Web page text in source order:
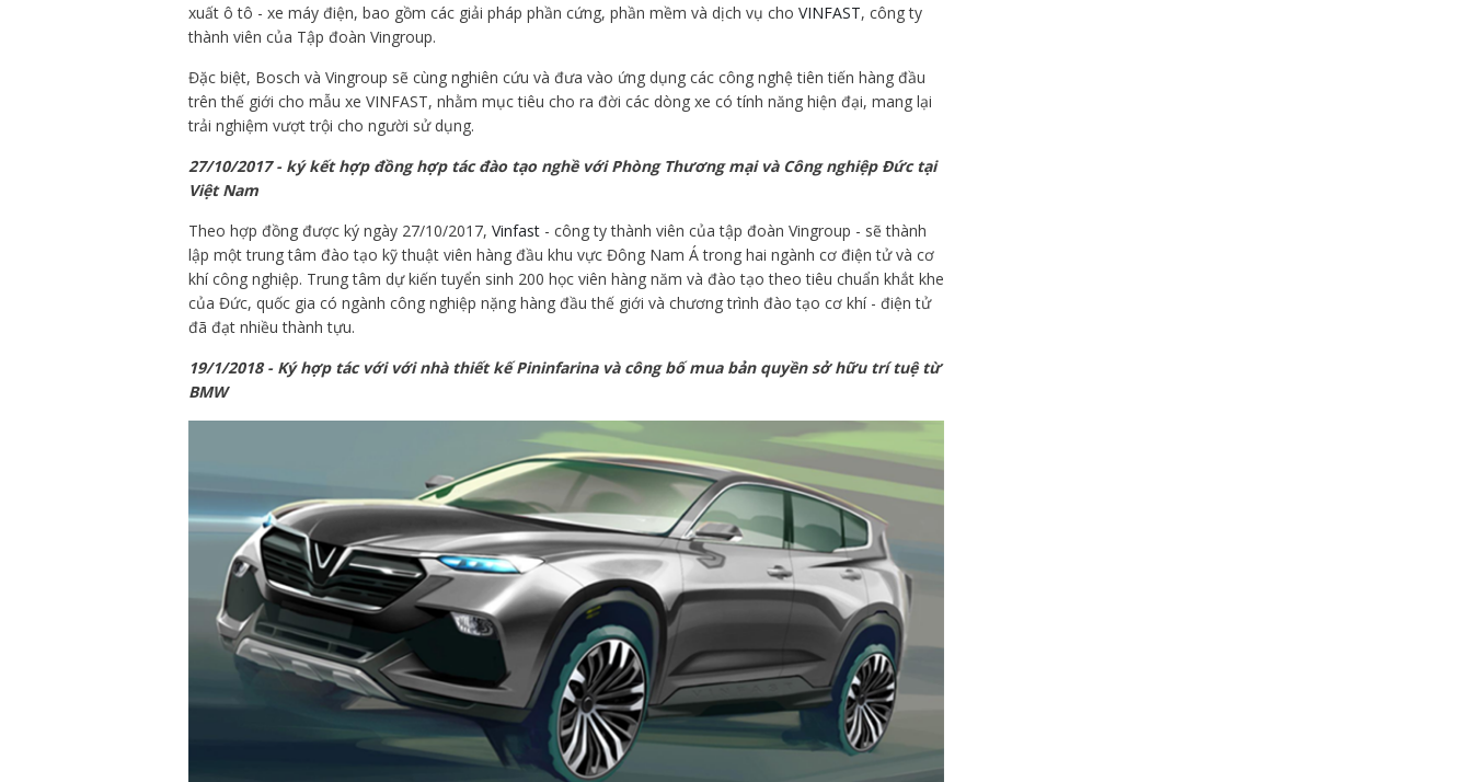
xuất ô tô - xe máy điện, bao gồm các giải pháp phần cứng, phần mềm và dịch vụ cho VINFAST, công ty
thành viên của Tập đoàn Vingroup.
Đặc biệt, Bosch và Vingroup sẽ cùng nghiên cứu và đưa vào ứng dụng các công nghệ tiên tiến hàng đầu
trên thế giới cho mẫu xe VINFAST, nhằm mục tiêu cho ra đời các dòng xe có tính năng hiện đại, mang lại
trải nghiệm vượt trội cho người sử dụng.
27/10/2017 - ký kết hợp đồng hợp tác đào tạo nghề với Phòng Thương mại và Công nghiệp Đức tại
Việt Nam
Theo hợp đồng được ký ngày 27/10/2017, Vinfast - công ty thành viên của tập đoàn Vingroup - sẽ thành
lập một trung tâm đào tạo kỹ thuật viên hàng đầu khu vực Đông Nam Á trong hai ngành cơ điện tử và cơ
khí công nghiệp. Trung tâm dự kiến tuyển sinh 200 học viên hàng năm và đào tạo theo tiêu chuẩn khắt khe
của Đức, quốc gia có ngành công nghiệp nặng hàng đầu thế giới và chương trình đào tạo cơ khí - điện tử
đã đạt nhiều thành tựu.
19/1/2018 - Ký hợp tác với với nhà thiết kế Pininfarina và công bố mua bản quyền sở hữu trí tuệ từ
BMW